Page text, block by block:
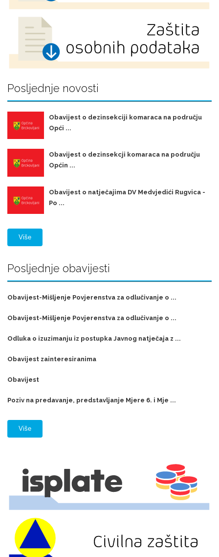
Posljednje novosti
Obavijest o dezinsekciji komaraca na području
Opći ...
Obavijest o dezinsekcji komaraca na području
Općin ...
Obavijest o natječajima DV Medvjedići Rugvica -
Po ...
Više
Posljednje obavijesti
Obavijest-Mišljenje Povjerenstva za odlučivanje o ...
Obavijest-Mišljenje Povjerenstva za odlučivanje o ...
Odluka o izuzimanju iz postupka Javnog natječaja z ...
Obavijest zainteresiranima
Obavijest
Poziv na predavanje, predstavljanje Mjere 6. i Mje ...
Više